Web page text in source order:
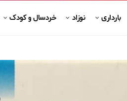
بارداری نوزاد خردسال و کودک